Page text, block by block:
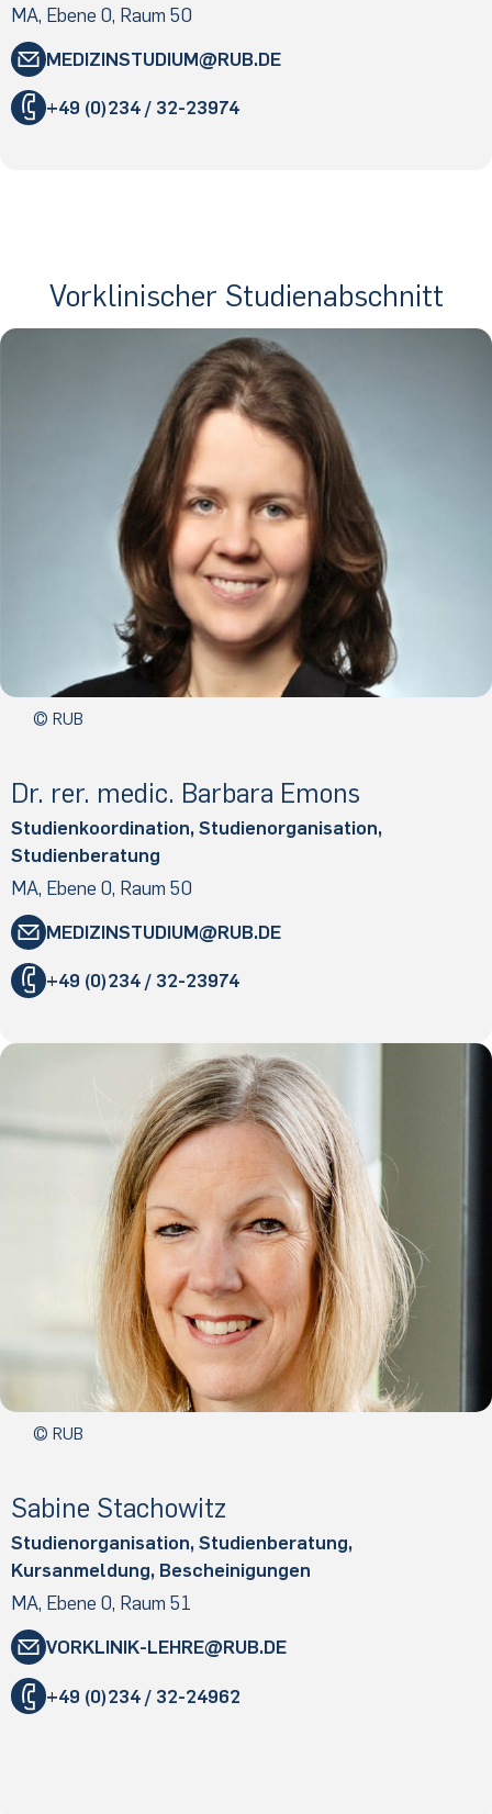
MA, Ebene 0, Raum 50
MEDIZINSTUDIUM
​RUB.​DE
+49 (0)234 / 32-23974
Vorklinischer Studienabschnitt
© RUB
Dr. rer. medic. Bar­ba­ra Emons
Studienkoordination, Studienorganisation,
Studienberatung
MA, Ebene 0, Raum 50
MEDIZINSTUDIUM
​RUB
&
.​DE
+49 (0)234 / 32-23974
© RUB
Sabine Stachowitz
Studienorganisation, Studienberatung,
Kursanmeldung, Bescheinigungen
MA, Ebene 0, Raum 51
VORKLINIK-LEHRE@RUB.DE
+49 (0)234 / 32-24962